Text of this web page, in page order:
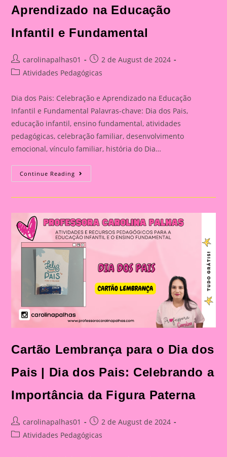
Educação
Infantil
Fundamental
Aprendizado na Educação
Infantil e Fundamental
Post
author:
carolinapalhas01
Post
published:
2 de August de 2024
PostAtividades Pedagógicas
Dia dos Pais: Celebração e Aprendizado na Educação
Infantil e Fundamental Palavras-chave: Dia dos Pais,
educação infantil, ensino fundamental, atividades
pedagógicas, celebração familiar, desenvolvimento
emocional, vínculo familiar, história do Dia…
Continue Reading Atividade
Para
Dia
Dia
Dos
Pais:
Celebração
E
Na
Educação
Infantil
Fundamental
Cartão Lembrança para o Dia dos
Pais | Dia dos Pais: Celebrando a
Importância da Figura Paterna
Post
author:
carolinapalhas01
Post
published:
2 de August de 2024
PostAtividades Pedagógicas